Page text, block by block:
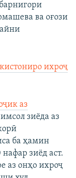
ва оғози
ихроҷ
аз
зиёда аз
ба ҳамин
зиёд аст.
аз онҳо ихроҷ